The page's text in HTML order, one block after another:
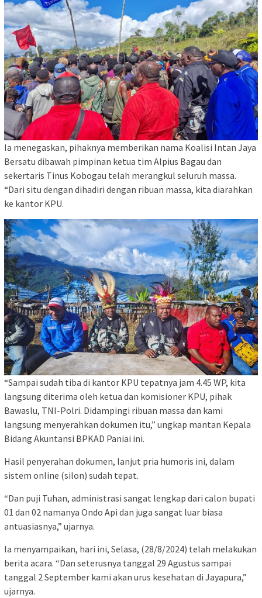
Ia menegaskan, pihaknya memberikan nama Koalisi Intan Jaya
Bersatu dibawah pimpinan ketua tim Alpius Bagau dan
sekertaris Tinus Kobogau telah merangkul seluruh massa.
“Dari situ dengan dihadiri dengan ribuan massa, kita diarahkan
ke kantor KPU.
“Sampai sudah tiba di kantor KPU tepatnya jam 4.45 WP, kita
langsung diterima oleh ketua dan komisioner KPU, pihak
Bawaslu, TNI-Polri. Didampingi ribuan massa dan kami
langsung menyerahkan dokumen itu,” ungkap mantan Kepala
Bidang Akuntansi BPKAD Paniai ini.
Hasil penyerahan dokumen, lanjut pria humoris ini, dalam
sistem online (silon) sudah tepat.
“Dan puji Tuhan, administrasi sangat lengkap dari calon bupati
01 dan 02 namanya Ondo Api dan juga sangat luar biasa
antuasiasnya,” ujarnya.
Ia menyampaikan, hari ini, Selasa, (28/8/2024) telah melakukan
berita acara. “Dan seterusnya tanggal 29 Agustus sampai
tanggal 2 September kami akan urus kesehatan di Jayapura,”
ujarnya.